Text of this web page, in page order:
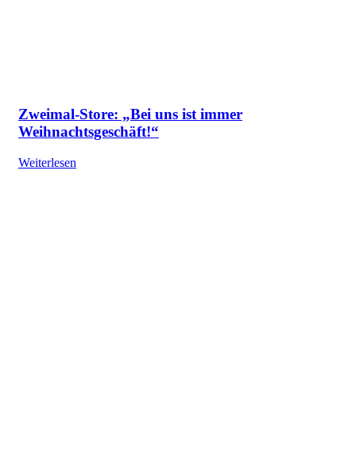
Zweimal-Store: „Bei uns ist immer
Weihnachtsgeschäft!“
Weiterlesen